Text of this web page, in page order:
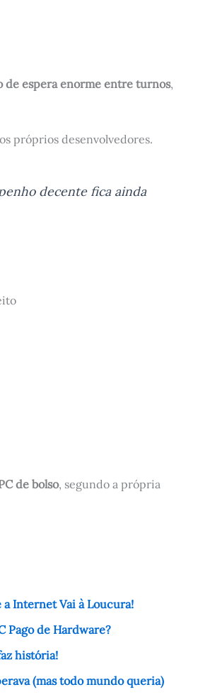
de espera enorme entre turnos,
próprios desenvolvedores.
decente fica ainda
de bolso, segundo a própria
a Internet Vai à Loucura!
Pago de Hardware?
história!
(mas todo mundo queria)